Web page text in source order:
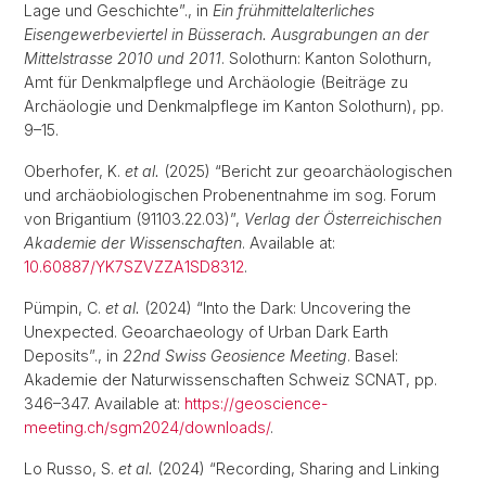
Lage und Geschichte”., in Ein frühmittelalterliches
Eisengewerbeviertel in Büsserach. Ausgrabungen an der
Mittelstrasse 2010 und 2011. Solothurn: Kanton Solothurn,
Amt für Denkmalpflege und Archäologie (Beiträge zu
Archäologie und Denkmalpflege im Kanton Solothurn), pp.
9–15.
Oberhofer, K. et al. (2025) “Bericht zur geoarchäologischen
und archäobiologischen Probenentnahme im sog. Forum
von Brigantium (91103.22.03)”, Verlag der Österreichischen
Akademie der Wissenschaften. Available at:
10.60887/YK7SZVZZA1SD8312.
Pümpin, C. et al. (2024) “Into the Dark: Uncovering the
Unexpected. Geoarchaeology of Urban Dark Earth
Deposits”., in 22nd Swiss Geosience Meeting. Basel:
Akademie der Naturwissenschaften Schweiz SCNAT, pp.
346–347. Available at: https://geoscience-
meeting.ch/sgm2024/downloads/.
Lo Russo, S. et al. (2024) “Recording, Sharing and Linking